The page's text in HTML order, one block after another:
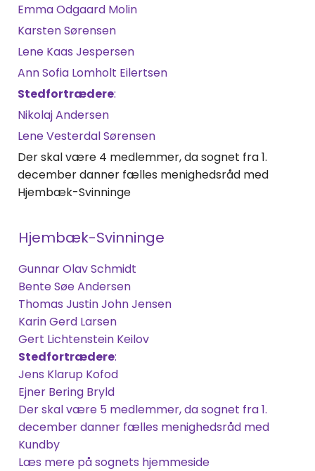
Emma Odgaard Molin
Karsten Sørensen
Lene Kaas Jespersen
Ann Sofia Lomholt Eilertsen
Stedfortrædere:
Nikolaj Andersen
Lene Vesterdal Sørensen
Der skal være 4 medlemmer, da sognet fra 1.
december danner fælles menighedsråd med
Hjembæk-Svinninge
Hjembæk-Svinninge
Gunnar Olav Schmidt
Bente Søe Andersen
Thomas Justin John Jensen
Karin Gerd Larsen
Gert Lichtenstein Keilov
Stedfortrædere:
Jens Klarup Kofod
Ejner Bering Bryld
Der skal være 5 medlemmer, da sognet fra 1.
december danner fælles menighedsråd med
Kundby
Læs mere på sognets hjemmeside